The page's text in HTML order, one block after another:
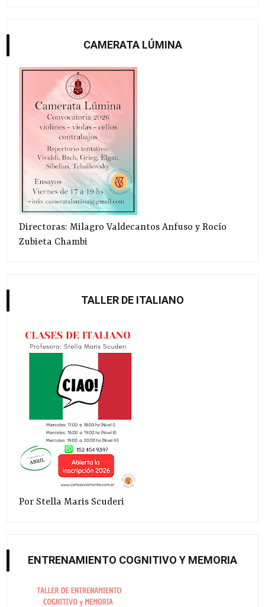
CAMERATA LÚMINA
Directoras: Milagro Valdecantos Anfuso y Rocío
Zubieta Chambi
TALLER DE ITALIANO
Por Stella Maris Scuderi
ENTRENAMIENTO COGNITIVO Y MEMORIA